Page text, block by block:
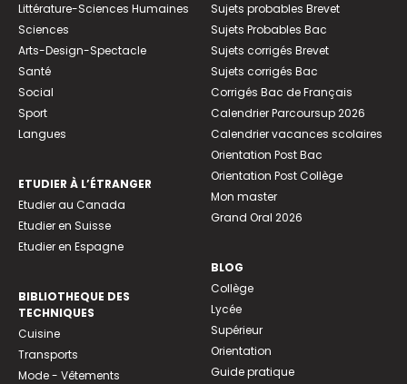
Littérature-Sciences Humaines
Sciences
Arts-Design-Spectacle
Santé
Social
Sport
Langues
ETUDIER À L’ÉTRANGER
Etudier au Canada
Etudier en Suisse
Etudier en Espagne
BIBLIOTHEQUE DES
TECHNIQUES
Cuisine
Transports
Mode - Vêtements
Sujets probables Brevet
Sujets Probables Bac
Sujets corrigés Brevet
Sujets corrigés Bac
Corrigés Bac de Français
Calendrier Parcoursup 2026
Calendrier vacances scolaires
Orientation Post Bac
Orientation Post Collège
Mon master
Grand Oral 2026
BLOG
Collège
Lycée
Supérieur
Orientation
Guide pratique